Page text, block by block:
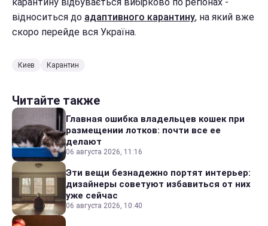
відноситься до адаптивного карантину, на який вже
скоро перейде вся Україна.
Киев Карантин
Читайте также
Главная ошибка владельцев кошек при
размещении лотков: почти все ее
делают
06 августа 2026, 11:16
Эти вещи безнадежно портят интерьер:
дизайнеры советуют избавиться от них
уже сейчас
06 августа 2026, 10:40